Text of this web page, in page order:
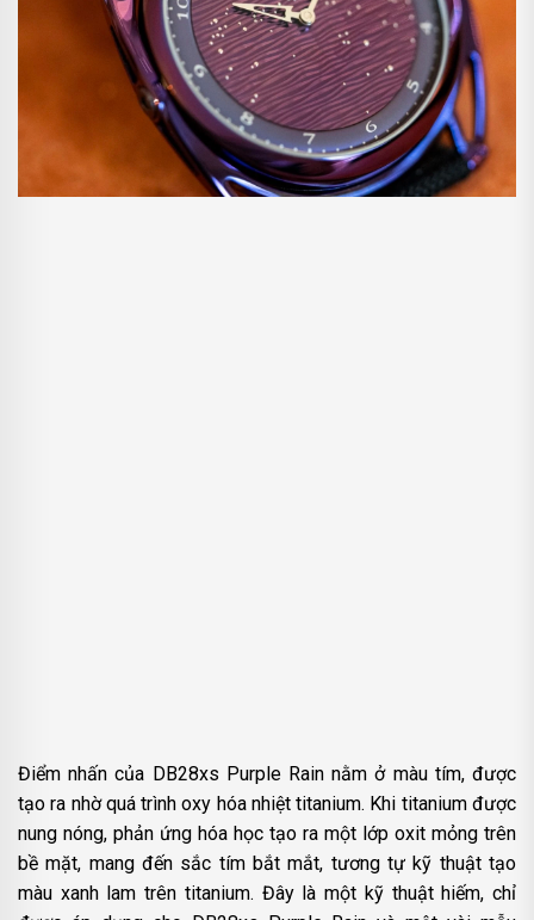
Điểm nhấn của DB28xs Purple Rain nằm ở màu tím, được
tạo ra nhờ quá trình oxy hóa nhiệt titanium. Khi titanium được
nung nóng, phản ứng hóa học tạo ra một lớp oxit mỏng trên
bề mặt, mang đến sắc tím bắt mắt, tương tự kỹ thuật tạo
màu xanh lam trên titanium. Đây là một kỹ thuật hiếm, chỉ